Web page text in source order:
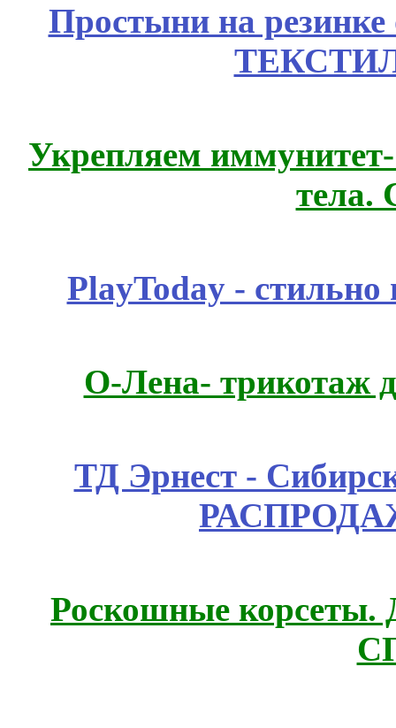
Простыни на
Укрепляем
тела.
PlayToday -
О-Лена- трикотаж
ТД Эрнест -
Роскошные корсеты.